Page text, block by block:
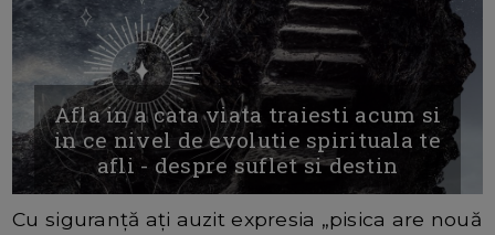
Afla in a cata viata traiesti acum si
in ce nivel de evolutie spirituala te
afli - despre suflet si destin
Cu siguranță ați auzit expresia „pisica are nouă